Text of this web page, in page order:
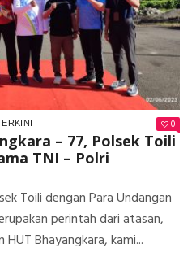
0
– 77, Polsek Toili
TNI – Polri
Toili dengan Para Undangan
perintah dari atasan,
Bhayangkara, kami...